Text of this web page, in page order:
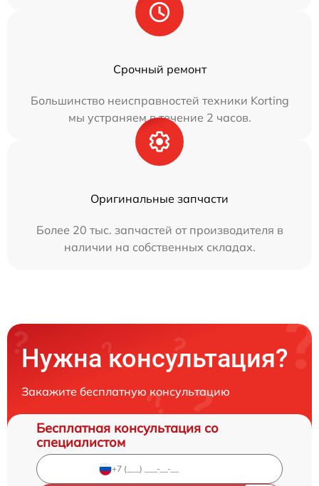
Срочный ремонт
Большинство неисправностей техники Korting
мы устраняем в течение 2 часов.
Оригинальные запчасти
Более 20 тыс. запчастей от производителя в
наличии на собственных складах.
Нужна консультация?
Закажите бесплатную консультацию
Бесплатная консультация со
специалистом